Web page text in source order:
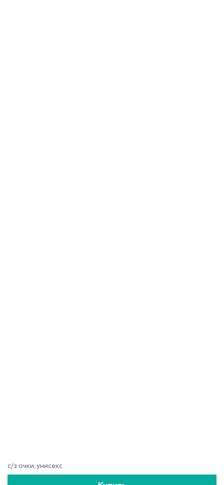
с/з очки, унисекс